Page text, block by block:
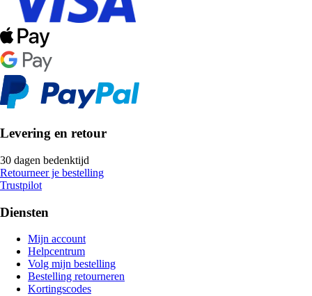
Levering en retour
30 dagen bedenktijd
Retourneer je bestelling
Trustpilot
Diensten
Mijn account
Helpcentrum
Volg mijn bestelling
Bestelling retourneren
Kortingscodes